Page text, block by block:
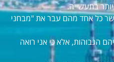
בתעשייה.
כל אחד מהם עבר את "מבחני
הגבוהות, אלא כי אני רואה